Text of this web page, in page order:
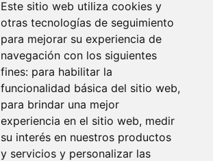
Este sitio web utiliza cookies y
otras tecnologías de seguimiento
para mejorar su experiencia de
navegación con los siguientes
fines: para habilitar la
funcionalidad básica del sitio web,
para brindar una mejor
experiencia en el sitio web, medir
su interés en nuestros productos
y servicios y personalizar las